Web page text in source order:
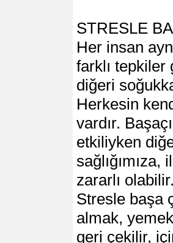
STRESLE
Her insan
farklı tepkiler
diğeri
Herkesin
vardır.
etkiliyken
zararlı
Stresle başa
almak,
geri çekilir,